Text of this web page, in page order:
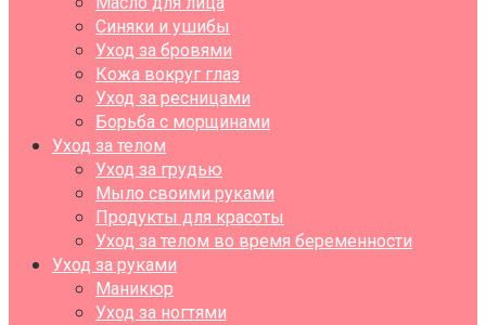
Синяки и ушибы
Уход за бровями
Кожа вокруг глаз
Уход за ресницами
Борьба с морщинами
Уход за телом
Уход за грудью
Мыло своими руками
Продукты для красоты
Уход за телом во время беременности
Уход за руками
Маникюр
Уход за ногтями